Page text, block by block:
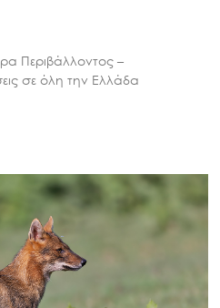
Περιβάλλοντος –
σε όλη την Ελλάδα